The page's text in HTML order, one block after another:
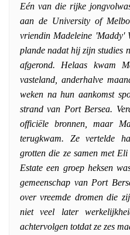
Eén van die rijke
aan de University of
vriendin Madeleine 'Maddy'
plande nadat hij zijn studies
afgerond. Helaas kwam
vasteland, anderhalve
weken na hun aankomst
strand van Port Bersea.
officiële bronnen, maar
terugkwam. Ze vertelde
grotten die ze samen met
Estate een groep heksen
gemeenschap van Port
over vreemde dromen die
niet veel later
achtervolgen totdat ze zes